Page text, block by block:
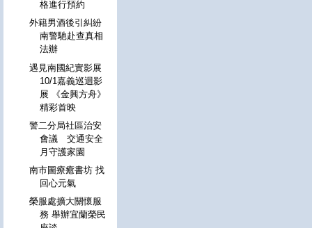
格進行預約
外籍男酒後引糾紛
南警馳赴查真相
法辦
遇見南國紀實影展
10/1嘉義巡迴影
展 《金興方舟》
精彩首映
警二分局社區治安
會議 交通安全
月守護家園
南市圖療癒書坊 找
回心元氣
榮服處擴大關懷服
務 舉辦宜蘭榮民